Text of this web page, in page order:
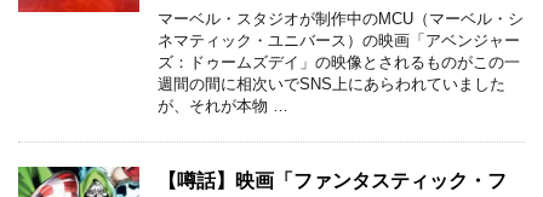
マーベル・スタジオが制作中のMCU（マーベル・シ
ネマティック・ユニバース）の映画「アベンジャー
ズ：ドゥームズデイ」の映像とされるものがこの一
週間の間に相次いでSNS上にあらわれていました
が、それが本物 …
【噂話】映画「ファンタスティック・フ